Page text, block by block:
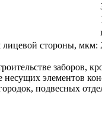
стороны, мкм:
заборов,
несущих элементов
подвесных